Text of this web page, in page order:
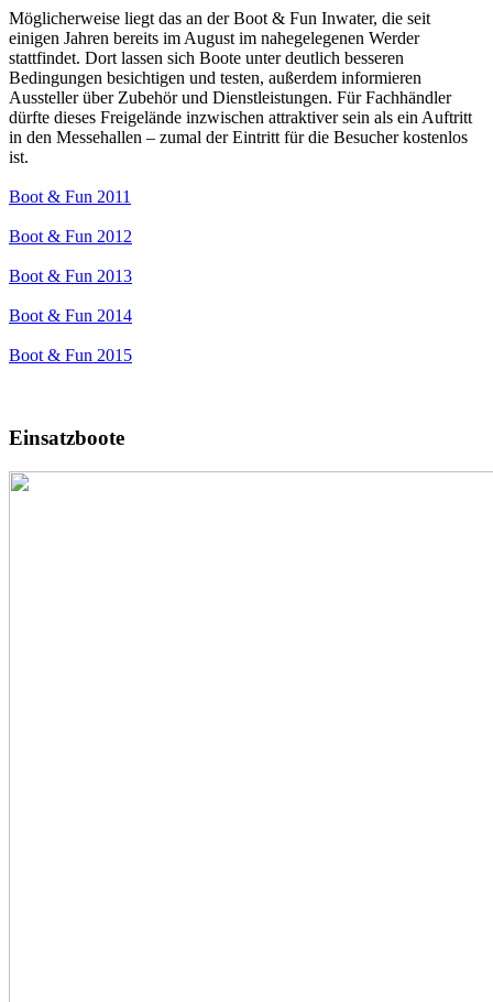
Möglicherweise liegt das an der Boot & Fun Inwater, die seit
einigen Jahren bereits im August im nahegelegenen Werder
stattfindet. Dort lassen sich Boote unter deutlich besseren
Bedingungen besichtigen und testen, außerdem informieren
Aussteller über Zubehör und Dienstleistungen. Für Fachhändler
dürfte dieses Freigelände inzwischen attraktiver sein als ein Auftritt
in den Messehallen – zumal der Eintritt für die Besucher kostenlos
ist.
Boot & Fun 2011
Boot & Fun 2012
Boot & Fun 2013
Boot & Fun 2014
Boot & Fun 2015
Einsatzboote